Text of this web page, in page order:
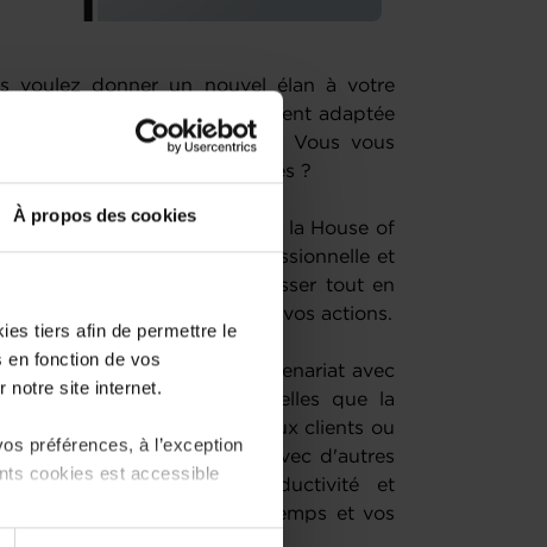
À propos des cookies
tiers afin de permettre le
en fonction de vos
notre site internet.
préférences, à l’exception
cookies est accessible
voulez donner un nouvel élan à votre
une stratégie de développement adaptée
plus performante ? Vous vous
ou difficultés récurrentes ?
ou redresser votre business, la House of
sur votre situation professionnelle et
mettre en place pour progresser tout en
mesure afin de concrétiser vos actions.
gratuits, organisés en partenariat avec
thématiques essentielles telles que la
l'identification de nouveaux clients ou
vous pourrez échanger avec d'autres
pour accroître votre productivité et
en gérant au mieux votre temps et vos